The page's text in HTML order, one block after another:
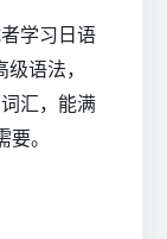
学习日语
语法，
汇，能满
。